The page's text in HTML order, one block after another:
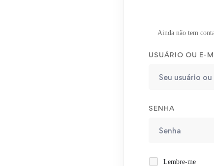
Ainda não tem
USUÁRIO OU E-
SENHA
Lembre-me